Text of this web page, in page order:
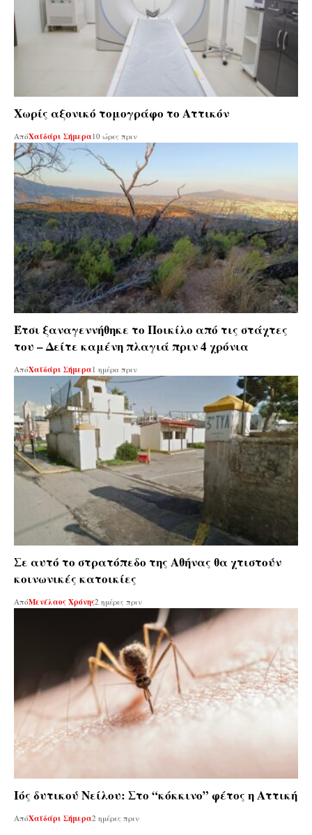
Χωρίς αξονικό τομογράφο το Αττικόν
ΑπόΧαϊδάρι Σήμερα 10 ώρες πριν
Έτσι ξαναγεννήθηκε το Ποικίλο από τις στάχτες
του – Δείτε καμένη πλαγιά πριν 4 χρόνια
ΑπόΧαϊδάρι Σήμερα 1 ημέρα πριν
Σε αυτό το στρατόπεδο της Αθήνας θα χτιστούν
κοινωνικές κατοικίες
ΑπόΜενέλαος Χρόνης2 ημέρες πριν
Ιός δυτικού Νείλου: Στο “κόκκινο” φέτος η Αττική
ΑπόΧαϊδάρι Σήμερα2 ημέρες πριν